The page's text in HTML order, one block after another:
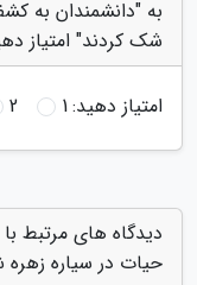
به "دانشمندان به
شک کردند" امتیاز
امتیاز دهید:1
2
دیدگاه های مرتبط
حیات در سیاره